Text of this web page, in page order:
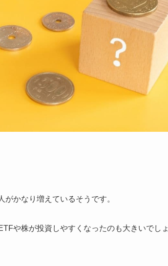
かなり増えているそうです。
や株が投資しやすくなったのも大きいでしょ